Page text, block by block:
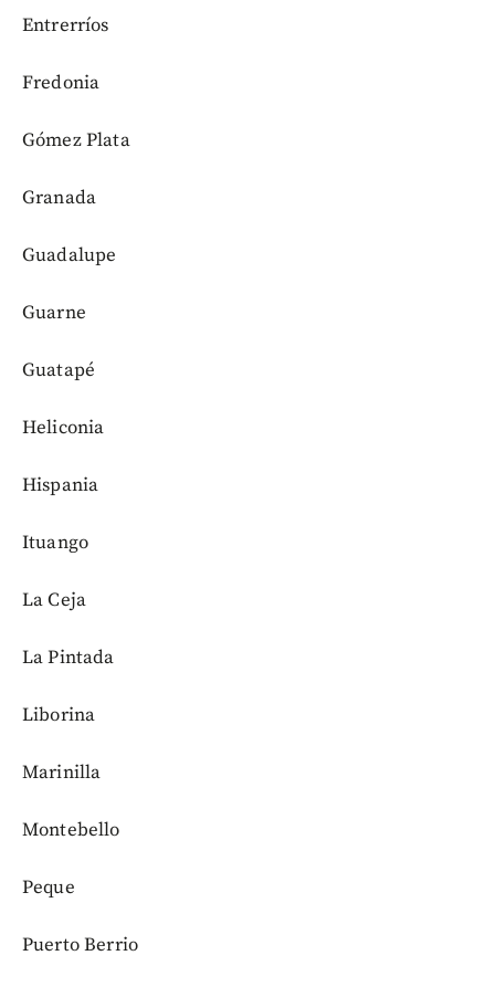
Entrerríos
Fredonia
Gómez Plata
Granada
Guadalupe
Guarne
Guatapé
Heliconia
Hispania
Ituango
La Ceja
La Pintada
Liborina
Marinilla
Montebello
Peque
Puerto Berrio